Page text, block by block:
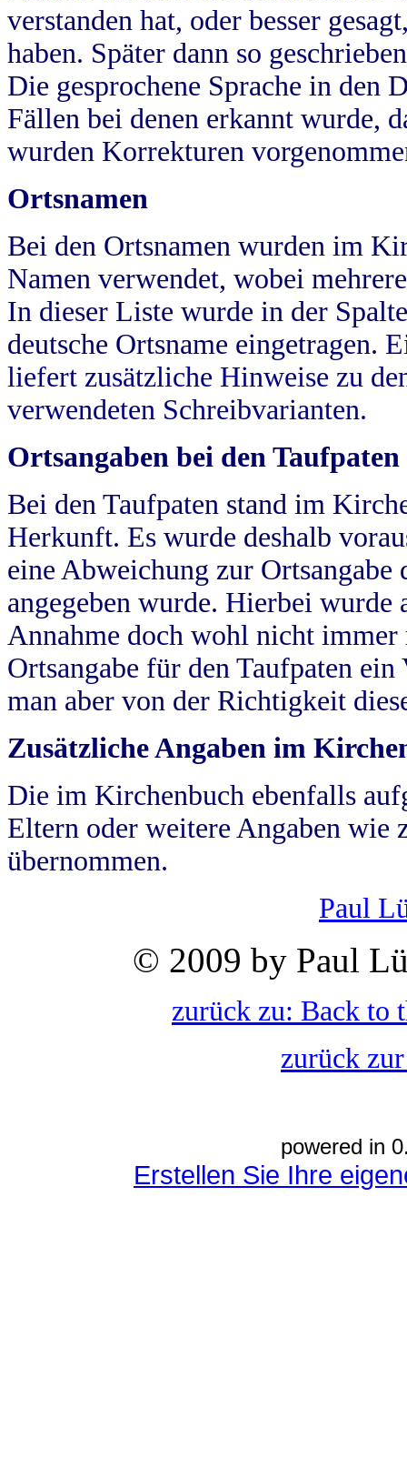
verstanden hat, oder besser
haben. Später dann so
Die gesprochene Sprache in
Fällen bei denen erkannt wurde,
wurden Korrekturen
Ortsnamen
Bei den Ortsnamen wurden im
Namen verwendet, wobei
In dieser Liste wurde in der
deutsche Ortsname eingetragen.
liefert zusätzliche Hinweise zu
verwendeten Schreibvarianten.
Ortsangaben bei den Taufpaten
Bei den Taufpaten stand im
Herkunft. Es wurde deshalb
eine Abweichung zur
angegeben wurde. Hierbei wurde
Annahme doch wohl nicht
Ortsangabe für den Taufpaten
man aber von der Richtigkeit
Zusätzliche Angaben im
Die im Kirchenbuch ebenfalls
Eltern oder weitere Angaben wie
übernommen.
Paul
© 2009 by Paul
zurück zu: Back to
zurück
powered in
Erstellen Sie Ihre